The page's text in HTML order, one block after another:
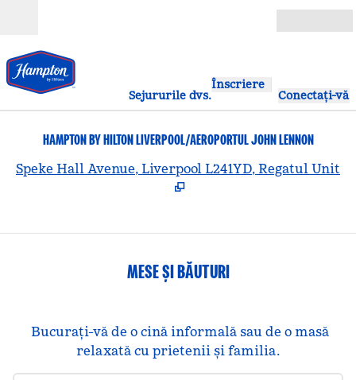
Sejururile dvs.
Înscriere
Conectați-vă
HAMPTON BY HILTON LIVERPOOL/AEROPORTUL JOHN LENNON
Speke Hall Avenue, Liverpool L241YD, Regatul Unit
MESE ȘI BĂUTURI
Bucurați-vă de o cină informală sau de o masă
relaxată cu prietenii și familia.